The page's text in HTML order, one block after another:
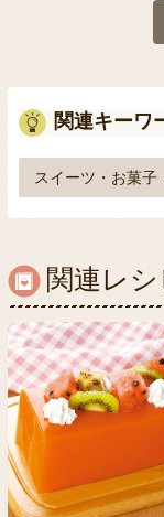
関連キーワ
スイーツ・お菓子
関連レ